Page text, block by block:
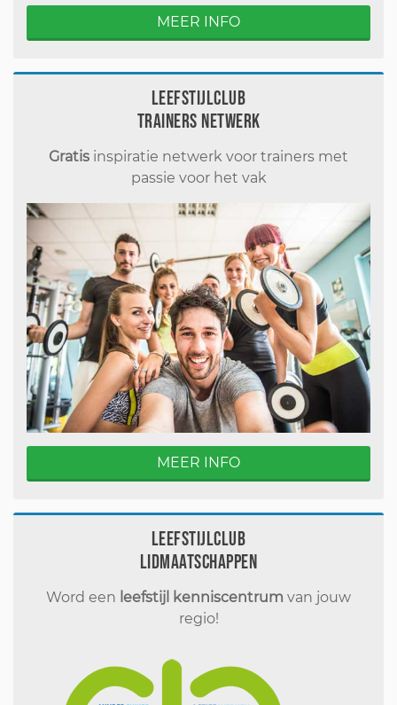
MEER INFO
Leefstijlclub
Trainers Netwerk
Gratis inspiratie netwerk voor trainers met
passie voor het vak
MEER INFO
Leefstijlclub
Lidmaatschappen
Word een leefstijl kenniscentrum van jouw
regio!